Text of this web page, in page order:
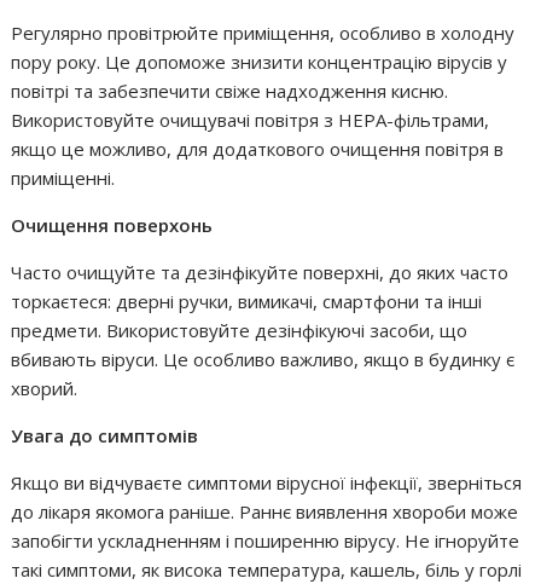
Регулярно провітрюйте приміщення, особливо в холодну
пору року. Це допоможе знизити концентрацію вірусів у
повітрі та забезпечити свіже надходження кисню.
Використовуйте очищувачі повітря з HEPA-фільтрами,
якщо це можливо, для додаткового очищення повітря в
приміщенні.
Очищення поверхонь
Часто очищуйте та дезінфікуйте поверхні, до яких часто
торкаєтеся: дверні ручки, вимикачі, смартфони та інші
предмети. Використовуйте дезінфікуючі засоби, що
вбивають віруси. Це особливо важливо, якщо в будинку є
хворий.
Увага до симптомів
Якщо ви відчуваєте симптоми вірусної інфекції, зверніться
до лікаря якомога раніше. Раннє виявлення хвороби може
запобігти ускладненням і поширенню вірусу. Не ігноруйте
такі симптоми, як висока температура, кашель, біль у горлі